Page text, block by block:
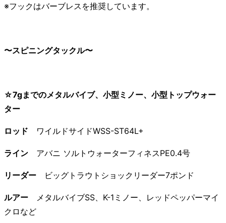
※フックはバーブレスを推奨しています。
〜スピニングタックル〜
☆7gまでのメタルバイブ、小型ミノー、小型トップウォー
ター
ロッド ワイルドサイドWSS-ST64L+
ライン アバニ ソルトウォーターフィネスPE0.4号
リーダー ビッグトラウトショックリーダー7ポンド
ルアー
メタルバイブSS、K-1ミノー、レッドペッパーマイ
クロなど